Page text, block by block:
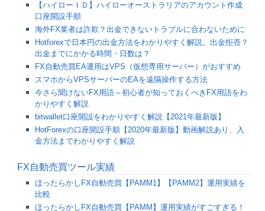
【ハイローＩＤ】ハイローオーストラリアのアカウント作成
口座開設手順
海外FX業者は詐欺？出金できないトラブルに合わないために
Hotforexで日本円の出金方法をわかりやすく解説。出金拒否？
出金までにかかる時間・日数は？
FX自動売買EA運用はVPS（仮想専用サーバー）がおすすめ
スマホからVPSサーバーのEAを遠隔操作する方法
今さら聞けないFX用語～初心者が知っておくべきFX用語をわ
かりやすく解説
bitwallet口座開設をわかりやすく解説【2021年最新版】
HotForexの口座開設手順【2020年最新版】動画解説あり、入
金方法までわかりやすく解説
FX自動売買ツール実績
ほったらかしFX自動売買【PAMM1】【PAMM2】運用実績を
比較
ほったらかしFX自動売買【PAMM】運用実績がすごすぎる！